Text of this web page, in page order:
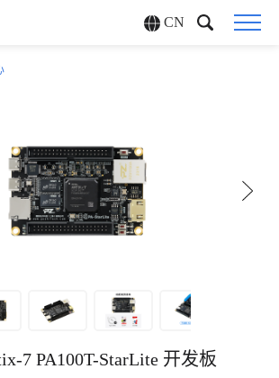
CN
7 PA100T-StarLite 开发板